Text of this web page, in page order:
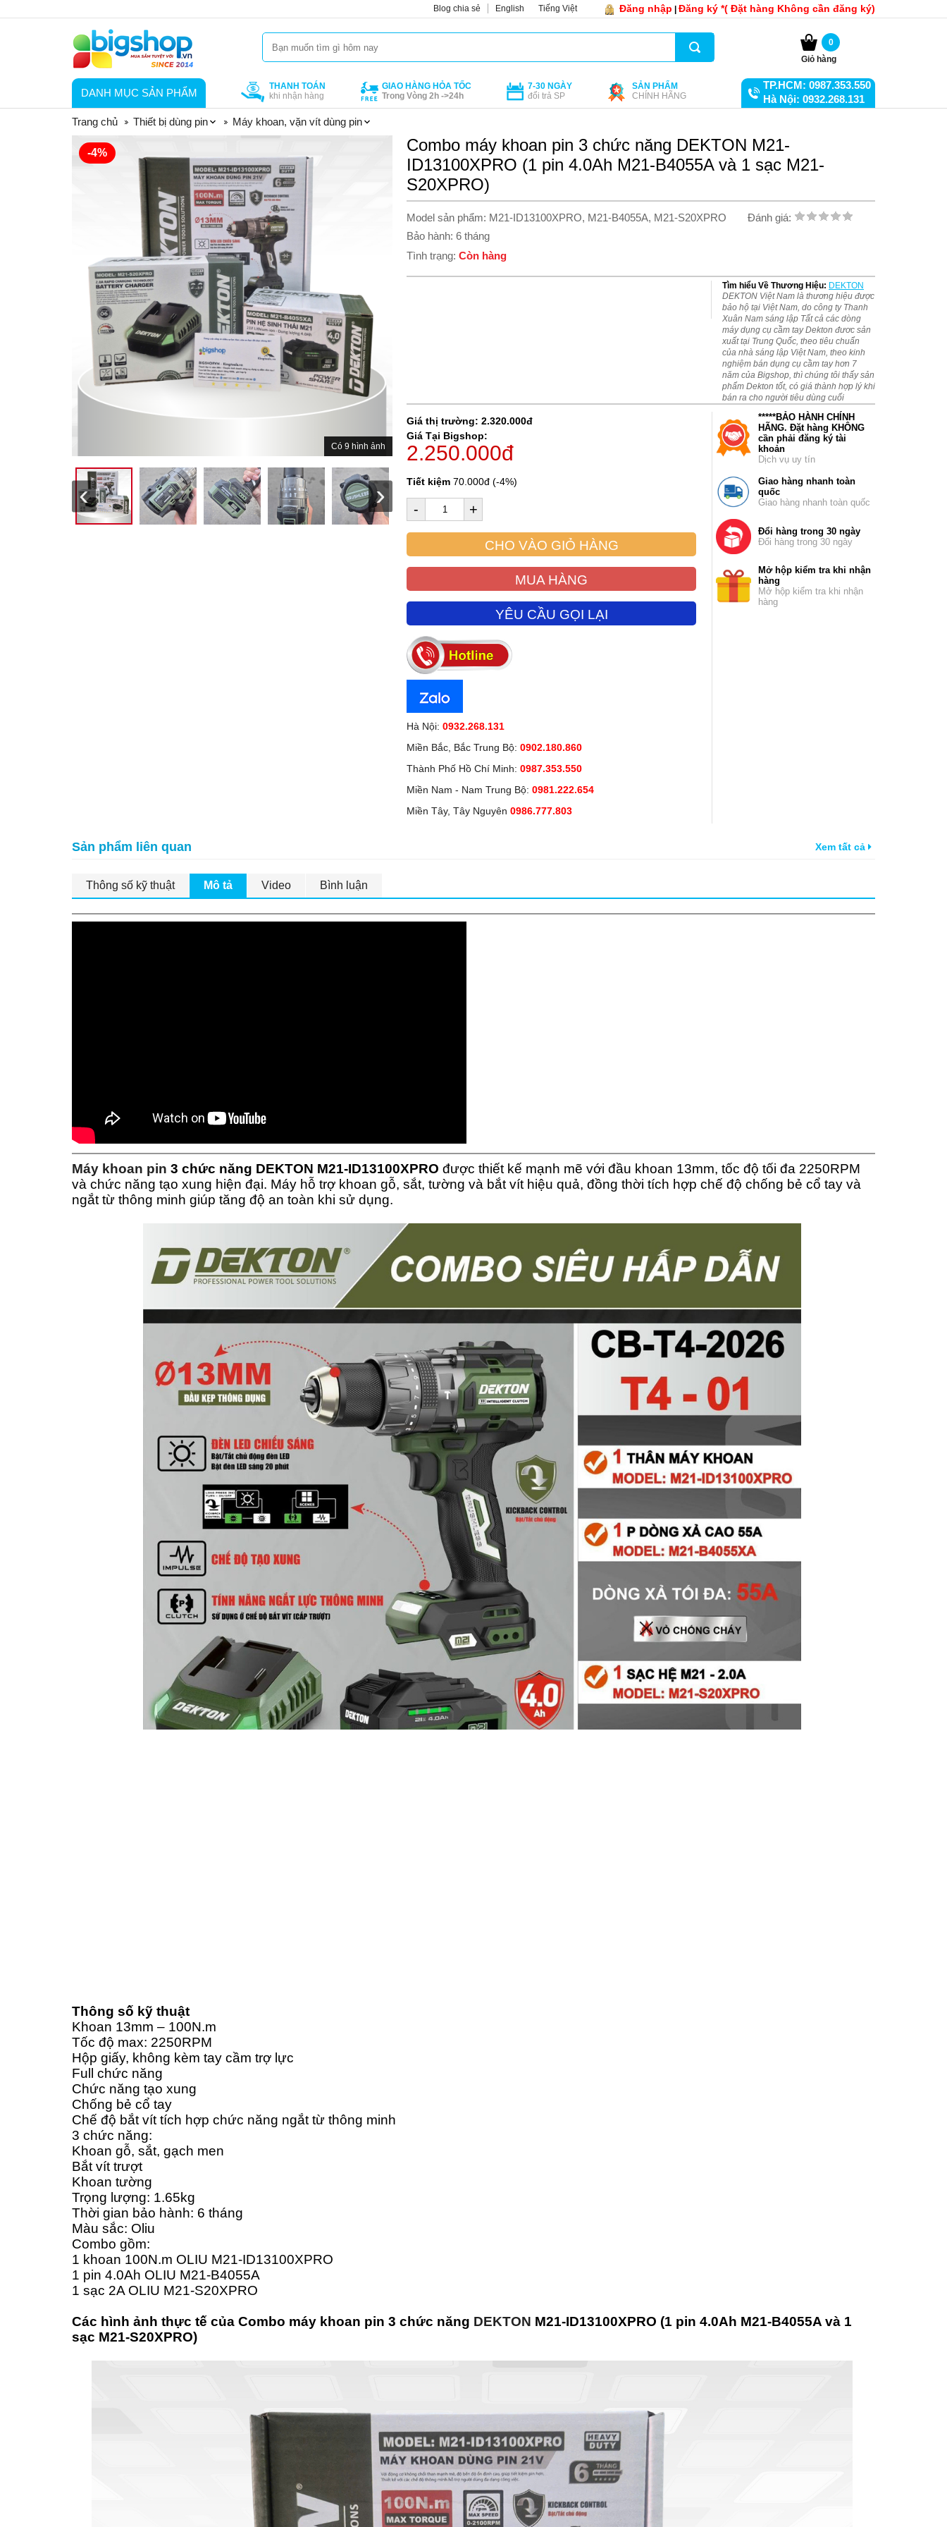
Đăng nhập Đăng ký *( Đặt hàng Không cần đăng ký)
Blog chia sẻ English Tiếng Việt
0
Giỏ hàng
DANH MỤC SẢN PHẨM
THANH TOÁN
khi nhận hàng
GIAO HÀNG HỎA TỐC
Trong Vòng 2h ->24h
7-30 NGÀY
đổi trả SP
SẢN PHẨM
CHÍNH HÃNG
TP.HCM: 0987.353.550
Hà Nội: 0932.268.131
Trang chủ
Thiết bị dùng pin Máy khoan, vặn vít dùng pin
-4%
Có 9 hình ảnh
Combo máy khoan pin 3 chức năng DEKTON M21-
ID13100XPRO (1 pin 4.0Ah M21-B4055A và 1 sạc M21-
S20XPRO)
Model sản phẩm: M21-ID13100XPRO, M21-B4055A, M21-S20XPRO
Đánh giá:
Bảo hành: 6 tháng
Tình trạng: Còn hàng
Tìm hiểu Về Thương Hiệu: DEKTON
DEKTON Việt Nam là thương hiệu được
bảo hộ tại Việt Nam, do công ty Thanh
Xuân Nam sáng lập Tất cả các dòng
máy dụng cụ cầm tay Dekton đươc sản
xuất tại Trung Quốc, theo tiêu chuẩn
của nhà sáng lập Việt Nam, theo kinh
nghiệm bán dụng cụ cầm tay hơn 7
năm của Bigshop, thì chúng tôi thấy sản
phẩm Dekton tốt, có giá thành hợp lý khi
bán ra cho người tiêu dùng cuối
Giá thị trường: 2.320.000đ
Giá Tại Bigshop:
2.250.000đ
Tiết kiệm 70.000đ (-4%)
- +
CHO VÀO GIỎ HÀNG
MUA HÀNG
YÊU CẦU GỌI LẠI
Hà Nội: 0932.268.131
Miền Bắc, Bắc Trung Bộ: 0902.180.860
Thành Phố Hồ Chí Minh: 0987.353.550
Miền Nam - Nam Trung Bộ: 0981.222.654
Miền Tây, Tây Nguyên 0986.777.803
*****BẢO HÀNH CHÍNH
HÃNG. Đặt hàng KHÔNG
cần phải đăng ký tài
khoản
Dịch vụ uy tín
Giao hàng nhanh toàn
quốc
Giao hàng nhanh toàn quốc
Đổi hàng trong 30 ngày
Đổi hàng trong 30 ngày
Mở hộp kiểm tra khi nhận
hàng
Mở hộp kiểm tra khi nhận
hàng
Sản phẩm liên quan Xem tất cả
Thông số kỹ thuật Mô tả Video Bình luận
Máy khoan pin 3 chức năng DEKTON M21-ID13100XPRO được thiết kế mạnh mẽ với đầu khoan 13mm, tốc độ tối đa 2250RPM
và chức năng tạo xung hiện đại. Máy hỗ trợ khoan gỗ, sắt, tường và bắt vít hiệu quả, đồng thời tích hợp chế độ chống bẻ cổ tay và
ngắt từ thông minh giúp tăng độ an toàn khi sử dụng.
Thông số kỹ thuật
Khoan 13mm – 100N.m
Tốc độ max: 2250RPM
Hộp giấy, không kèm tay cầm trợ lực
Full chức năng
Chức năng tạo xung
Chống bẻ cổ tay
Chế độ bắt vít tích hợp chức năng ngắt từ thông minh
3 chức năng:
Khoan gỗ, sắt, gạch men
Bắt vít trượt
Khoan tường
Trọng lượng: 1.65kg
Thời gian bảo hành: 6 tháng
Màu sắc: Oliu
Combo gồm:
1 khoan 100N.m OLIU M21-ID13100XPRO
1 pin 4.0Ah OLIU M21-B4055A
1 sạc 2A OLIU M21-S20XPRO
Các hình ảnh thực tế của Combo máy khoan pin 3 chức năng DEKTON M21-ID13100XPRO (1 pin 4.0Ah M21-B4055A và 1
sạc M21-S20XPRO)